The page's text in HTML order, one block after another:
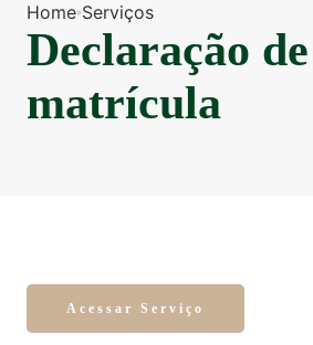
Home Serviços
Declaração de
matrícula
Acessar Serviço